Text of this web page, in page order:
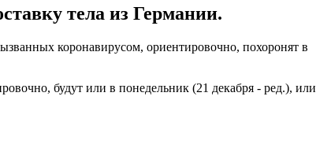
тела из Германии.
коронавирусом, ориентировочно, похоронят в
будут или в понедельник (21 декабря - ред.), или